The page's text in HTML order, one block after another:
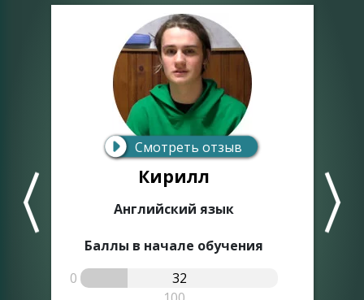
Смотреть отзыв
Кирилл
Английский язык
Баллы в начале обучения
0
32